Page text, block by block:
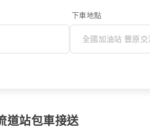
下車地點
道站包車接送